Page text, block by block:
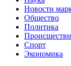
Новости
Общество
Политика
Спорт
Экономика